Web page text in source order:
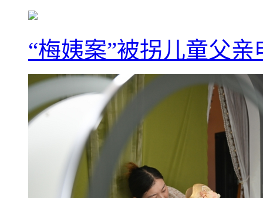
“梅姨案”被拐儿童父